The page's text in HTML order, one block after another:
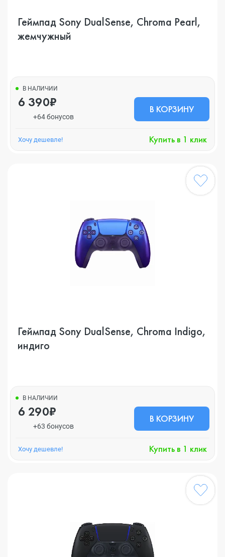
Геймпад Sony DualSense, Chroma Pearl,
жемчужный
В НАЛИЧИИ
6 390₽
+64 бонусов
В КОРЗИНУ
Хочу дешевле! Купить в 1 клик
Геймпад Sony DualSense, Chroma Indigo,
индиго
В НАЛИЧИИ
6 290₽
+63 бонусов
В КОРЗИНУ
Хочу дешевле! Купить в 1 клик